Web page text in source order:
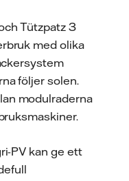
Tützpatz 3
med olika
följer solen.
modulraderna
PV kan ge ett